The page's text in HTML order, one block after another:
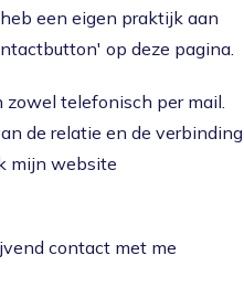
een eigen praktijk aan
op deze pagina.
telefonisch per mail.
de relatie en de verbinding
mijn website
contact met me